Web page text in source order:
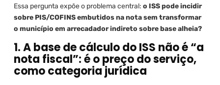
Essa pergunta expõe o problema central: o ISS pode incidir
sobre PIS/COFINS embutidos na nota sem transformar
o município em arrecadador indireto sobre base alheia?
1. A base de cálculo do ISS não é “a
nota fiscal”: é o preço do serviço,
como categoria jurídica